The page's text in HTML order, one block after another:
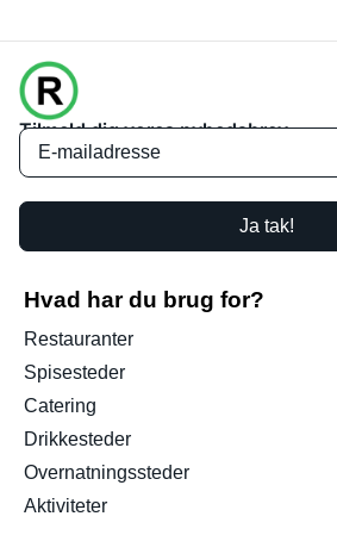
Tilmeld dig vores nyhedsbrev
Ja tak!
Hvad har du brug for?
Restauranter
Spisesteder
Catering
Drikkesteder
Overnatningssteder
Aktiviteter